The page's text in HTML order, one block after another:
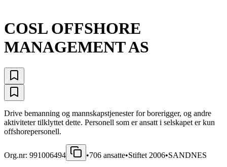
COSL OFFSHORE
MANAGEMENT AS
Drive bemanning og mannskapstjenester for borerigger, og andre
aktiviteter tilklyttet dette. Personell som er ansatt i selskapet er kun
offshorepersonell.
Org.nr: 991006494 •706 ansatte•Stiftet 2006•SANDNES